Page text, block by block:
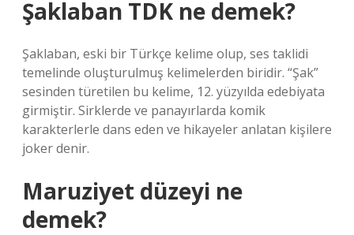
Şaklaban TDK ne demek?
Şaklaban, eski bir Türkçe kelime olup, ses taklidi
temelinde oluşturulmuş kelimelerden biridir. “Şak”
sesinden türetilen bu kelime, 12. yüzyılda edebiyata
girmiştir. Sirklerde ve panayırlarda komik
karakterlerle dans eden ve hikayeler anlatan kişilere
joker denir.
Maruziyet düzeyi ne
demek?